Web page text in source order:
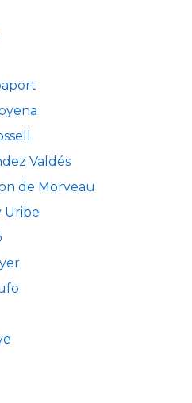
Valdés
de Morveau
Uribe